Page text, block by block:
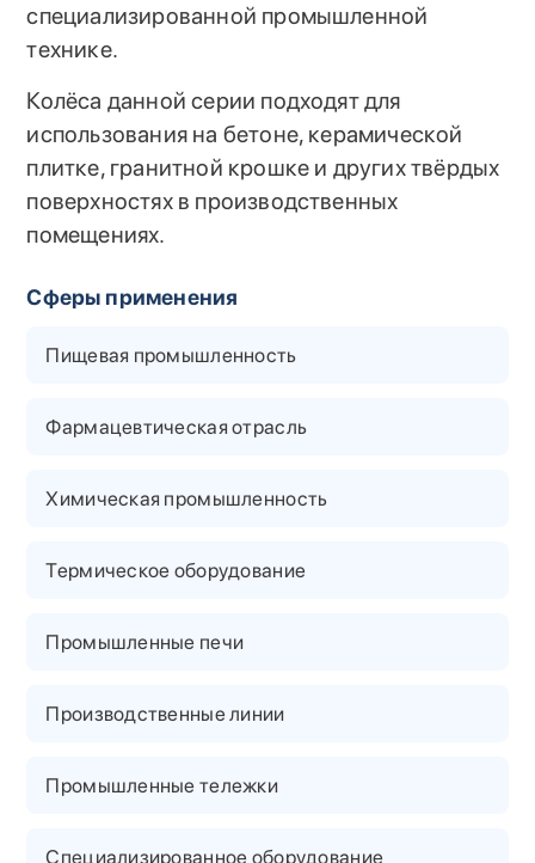
специализированной промышленной
технике.
Колёса данной серии подходят для
использования на бетоне, керамической
плитке, гранитной крошке и других твёрдых
поверхностях в производственных
помещениях.
Сферы применения
Пищевая промышленность
Фармацевтическая отрасль
Химическая промышленность
Термическое оборудование
Промышленные печи
Производственные линии
Промышленные тележки
Специализированное оборудование